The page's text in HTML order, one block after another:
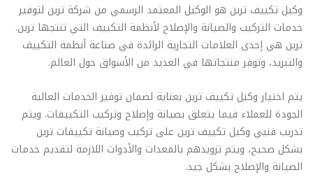
وكيل تكييف ترين هو الوكيل المعتمد الرسمي من شركة ترين لتوفير
خدمات التركيب والصيانة والإصلاح لأنظمة التكييف التي تنتجها ترين.
ترين هي إحدى العلامات التجارية الرائدة في صناعة أنظمة التكييف
والتبريد، وتوفر منتجاتها في العديد من الأسواق حول العالم.
يتم اختيار وكيل تكييف ترين بعناية لضمان توفير الخدمات العالية
الجودة للعملاء فيما يتعلق بصيانة وإصلاح وتركيب التكييفات. ويتم
تدريب فنيي وكيل تكييف ترين على تركيب وصيانة تكييفات ترين
بشكل صحيح، ويتم تزويدهم بالمعدات والأدوات اللازمة لتقديم خدمات
الصيانة والإصلاح بشكل جيد.